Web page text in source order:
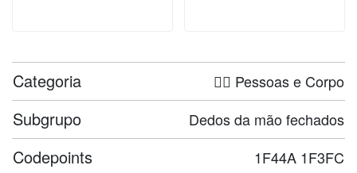
Categoria 🤦‍♀️ Pessoas e Corpo
Subgrupo Dedos da mão fechados
Codepoints 1F44A 1F3FC